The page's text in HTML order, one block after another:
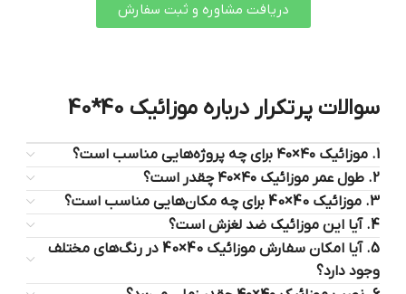
دریافت مشاوره و ثبت سفارش
سوالات پرتکرار درباره موزائیک 40*40
1. موزائیک ۴۰×۴۰ برای چه پروژه‌هایی مناسب است؟
2. طول عمر موزائیک ۴۰×۴۰ چقدر است؟
3. موزائیک 40×40 برای چه مکان‌هایی مناسب است؟
4. آیا این موزائیک ضد لغزش است؟
5. آیا امکان سفارش موزائیک 40×40 در رنگ‌های مختلف
وجود دارد؟